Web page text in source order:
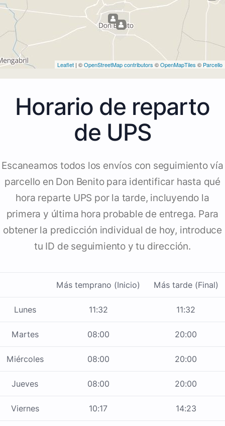
Leaflet | ©OpenStreetMap contributors ©OpenMapTiles © Parcello
Horario de reparto
de UPS
Escaneamos todos los envíos con seguimiento vía
parcello en Don Benito para identificar hasta qué
hora reparte UPS por la tarde, incluyendo la
primera y última hora probable de entrega. Para
obtener la predicción individual de hoy, introduce
tu ID de seguimiento y tu dirección.
Más temprano (Inicio) Más tarde (Final)
Lunes 11:32 11:32
Martes 08:00 20:00
Miércoles 08:00 20:00
Jueves 08:00 20:00
Viernes 10:17 14:23